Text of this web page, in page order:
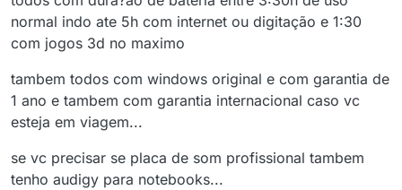
normal indo ate 5h com internet ou digitação e 1:30
com jogos 3d no maximo
tambem todos com windows original e com garantia de
1 ano e tambem com garantia internacional caso vc
esteja em viagem...
se vc precisar se placa de som profissional tambem
tenho audigy para notebooks...